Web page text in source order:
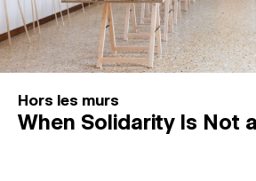
Hors les murs
When Solidarity Is Not